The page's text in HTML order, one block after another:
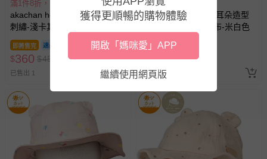
滿1件8折，滿2件7折
akachan honpo - 棒球帽-滿版
刺繡-淺卡其色
即將售完
$360 $450
已售出 1
滿1件8折，滿2件7折
akachan honpo - 小耳朵造型
帽-水果 附防曬遮陽布-米白色
即將售完
$360 $450
已售出 1
獲得更順暢的購物體驗
開啟「媽咪愛」APP
繼續使用網頁版